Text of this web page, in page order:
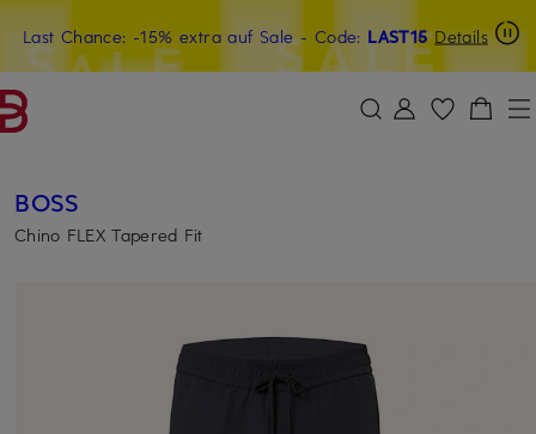
ZUM HAUPTINHALT ÜBERSPRINGEN ZUM SUCHFELD ÜBERSPRINGEN
Last Chance: -15% extra auf Sale- Code: LAST15 Details
15€-Willkommensgutschein mit Beyond sichern
BOSS
Chino FLEX Tapered Fit